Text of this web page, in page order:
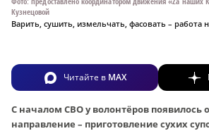
Кузнецовой
Варить, сушить, измельчать, фасовать – работа
Читайте в MAX
С началом СВО у волонтёров появилось
направление – приготовление сухих